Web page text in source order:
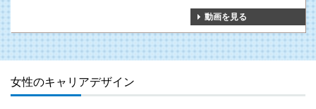
動画を見る
女性のキャリアデザイン